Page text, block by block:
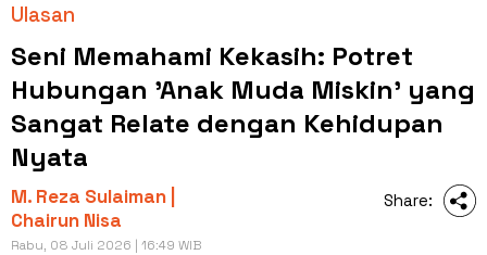
Ulasan
Seni Memahami Kekasih: Potret
Hubungan 'Anak Muda Miskin' yang
Sangat Relate dengan Kehidupan
Nyata
M. Reza Sulaiman |
Chairun Nisa
Rabu, 08 Juli 2026 | 16:49 WIB
Share: